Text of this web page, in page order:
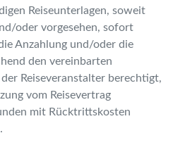
Reiseunterlagen, soweit
oder vorgesehen, sofort
Anzahlung und/oder die
den vereinbarten
Reiseveranstalter berechtigt,
vom Reisevertrag
mit Rücktrittskosten